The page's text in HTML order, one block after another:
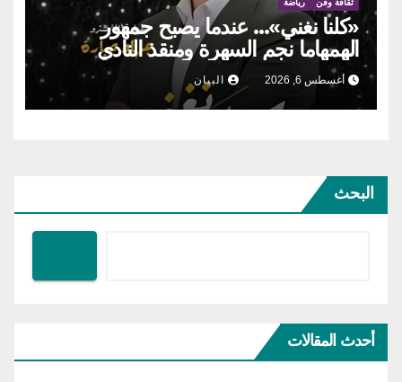
«كلنا نغني»… عندما يصبح جمهور
الهمهاما نجم السهرة ومنقذ النادي
أغسطس 6, 2026 البيان
البحث
أحدث المقالات